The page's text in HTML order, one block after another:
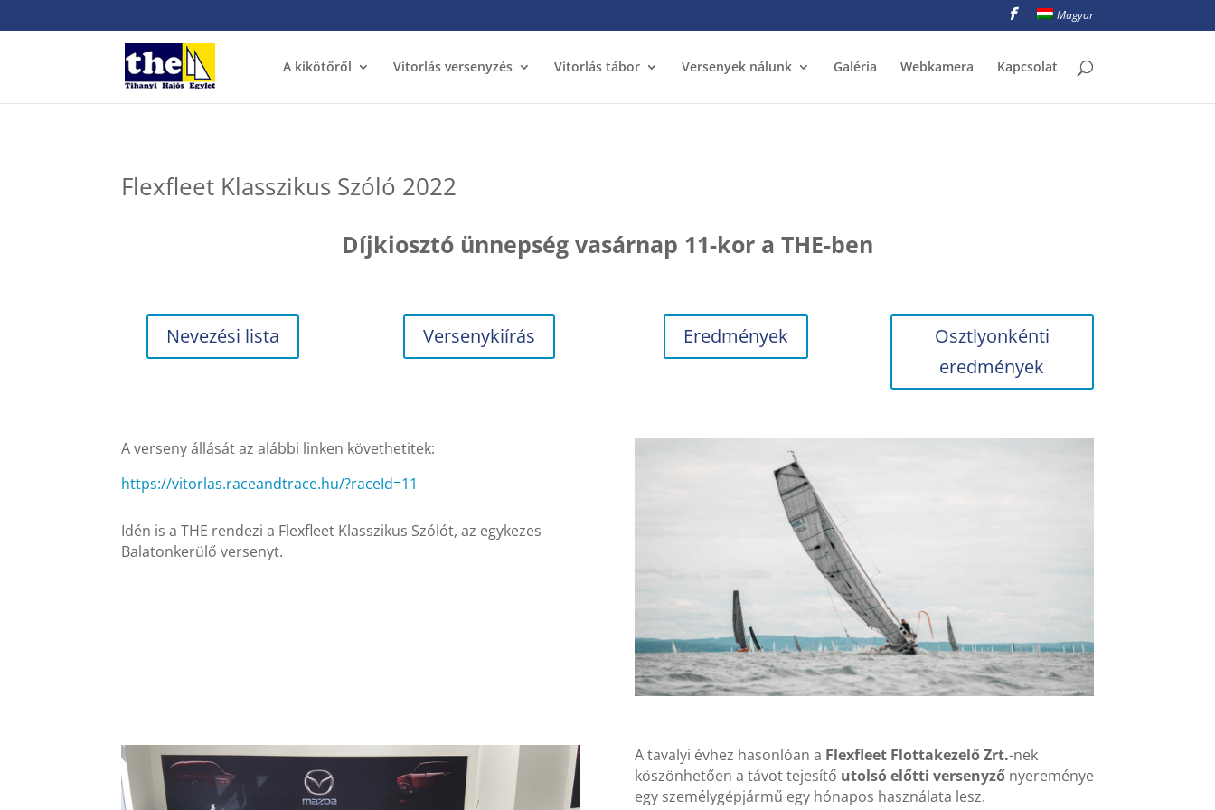
Magyar
A kikötőről Vitorlás versenyzés Vitorlás tábor Versenyek nálunk Galéria Webkamera Kapcsolat
Flexfleet Klasszikus Szóló 2022
Díjkiosztó ünnepség vasárnap 11-kor a THE-ben
Nevezési lista Versenykiírás Eredmények
Osztlyonkénti
eredmények
A verseny állását az alábbi linken követhetitek:
https://vitorlas.raceandtrace.hu/?raceId=11
Idén is a THE rendezi a Flexfleet Klasszikus Szólót, az egykezes
Balatonkerülő versenyt.
A tavalyi évhez hasonlóan a Flexfleet Flottakezelő Zrt.-nek
köszönhetően a távot tejesítő utolsó előtti versenyzőnyereménye
egy személygépjármű egy hónapos használata lesz.